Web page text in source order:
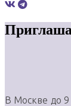
В Москве до 9